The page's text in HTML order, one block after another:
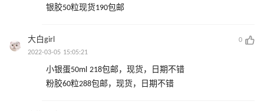
银胶50粒现货190包邮
大白girl
0
2022-03-05 15:05:21
小银蛋50ml 218包邮，现货，日期不错
粉胶60粒288包邮，现货，日期不错